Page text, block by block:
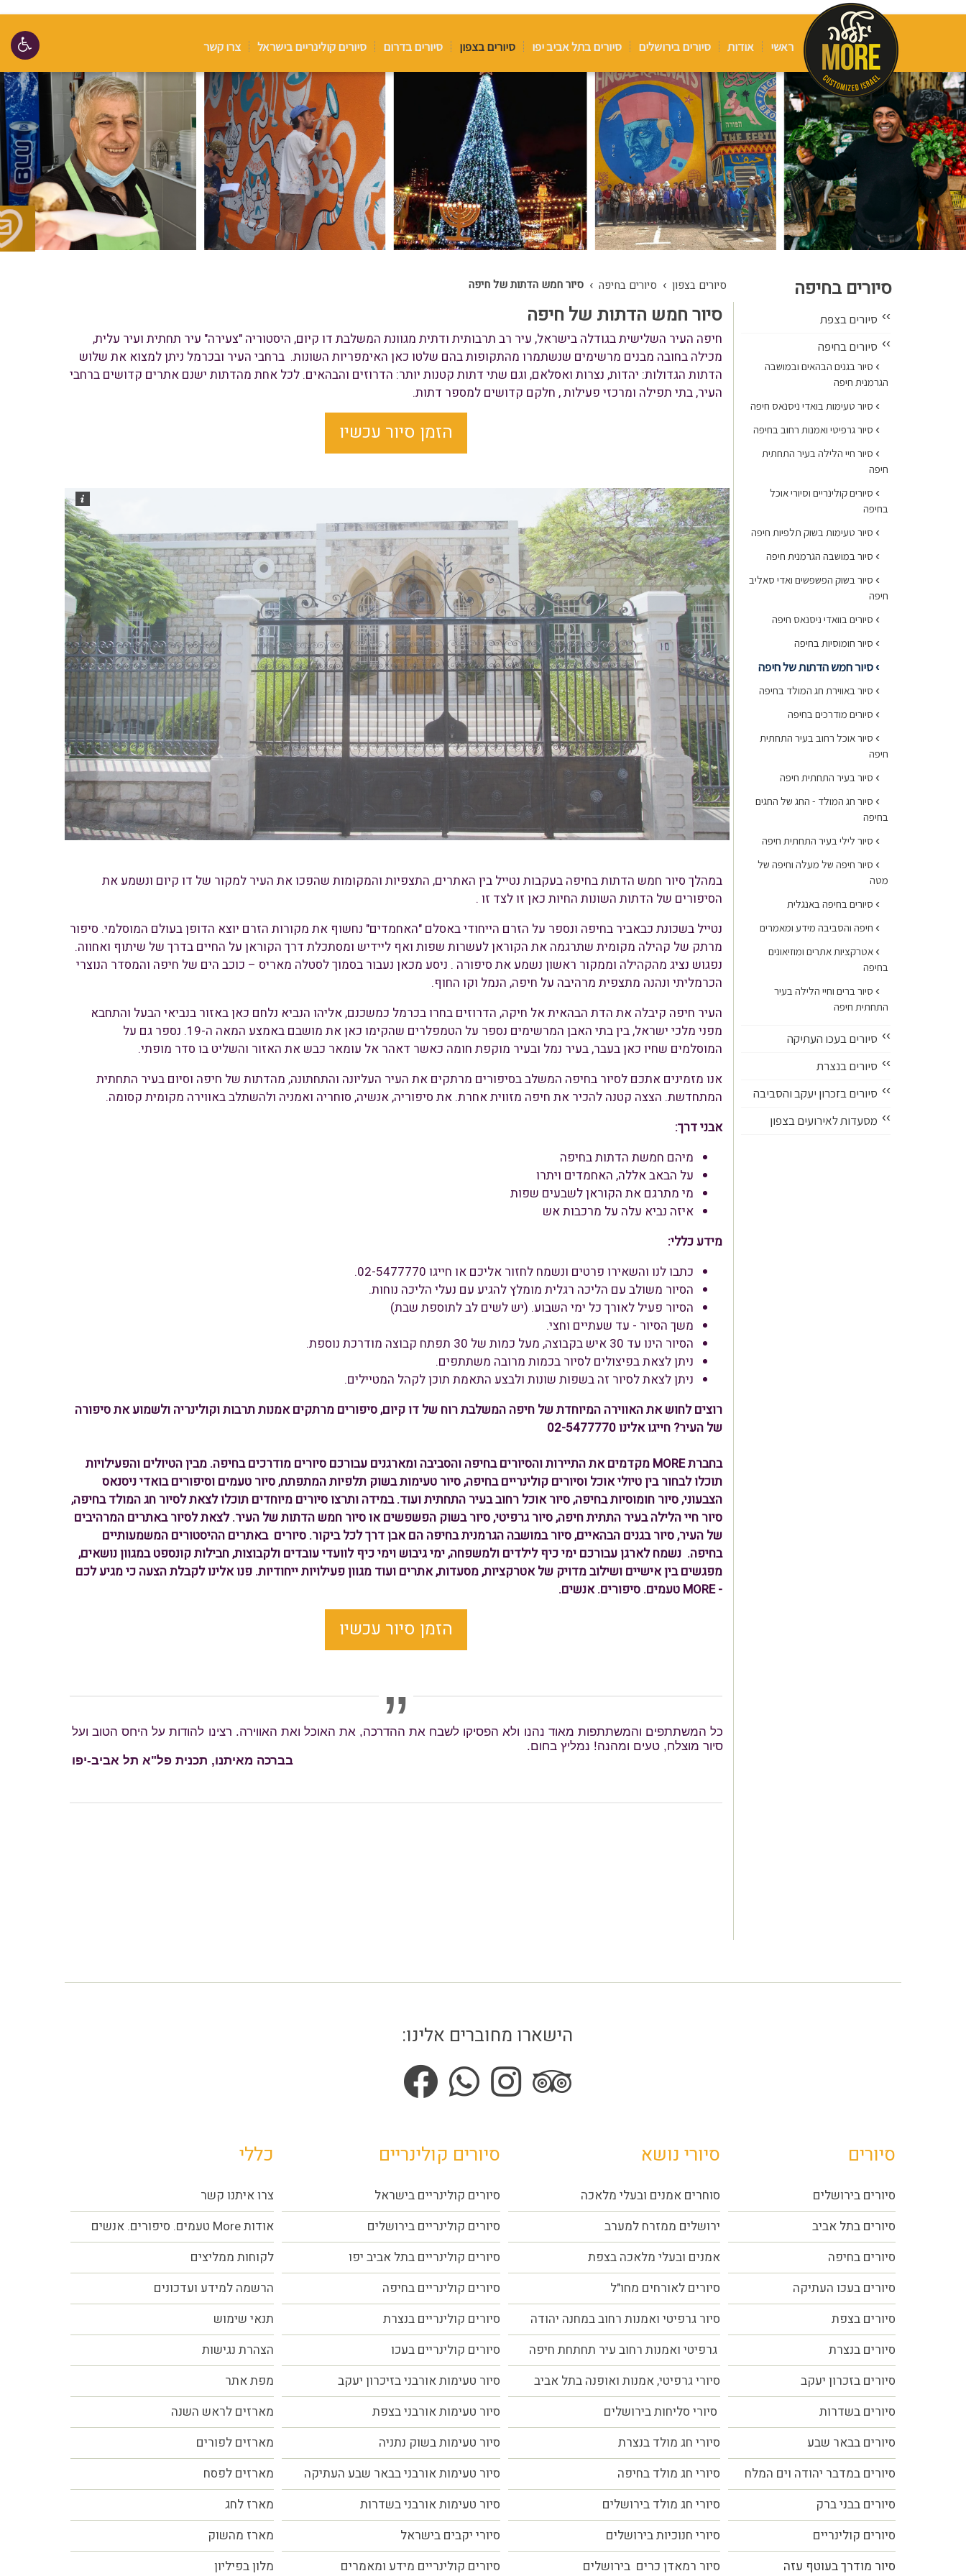
ראשי אודות סיורים בירושלים סיורים בתל אביב יפו סיורים בצפון סיורים בדרום סיורים קולינריים בישראל צרו קשר
סיורים בחיפה
›› סיורים בצפת
›› סיורים בחיפה
› סיור בגנים הבהאים ובמושבה
הגרמנית חיפה
› סיור טעימות בואדי ניסנאס חיפה
› סיור גרפיטי ואמנות רחוב בחיפה
› סיור חיי הלילה בעיר התחתית
חיפה
› סיורים קולינריים וסיורי אוכל
בחיפה
› סיור טעימות בשוק תלפיות חיפה
› סיור במושבה הגרמנית חיפה
› סיור בשוק הפשפשים ואדי סאליב
חיפה
› סיורים בוואדי ניסנאס חיפה
› סיור חומוסיות בחיפה
›סיור חמש הדתות של חיפה
› סיור באווירת חג המולד בחיפה
› סיורים מודרכים בחיפה
› סיור אוכל רחוב בעיר התחתית
חיפה
› סיור בעיר התחתית חיפה
› סיור חג המולד - החג של החגים
בחיפה
› סיור לילי בעיר התחתית חיפה
› סיור חיפה של מעלה וחיפה של
מטה
› סיורים בחיפה באנגלית
› חיפה והסביבה מידע ומאמרים
›אטרקציות אתרים ומוזיאונים
בחיפה
› סיור ברים וחיי הלילה בעיר
התחתית חיפה
›› סיורים בעכו העתיקה
›› סיורים בנצרת
›› סיורים בזכרון יעקב והסביבה
›› מסעדות לאירועים בצפון
סיורים בצפון › סיורים בחיפה › סיור חמש הדתות של חיפה
סיור חמש הדתות של חיפה
חיפה העיר השלישית בגודלה בישראל, עיר רב תרבותית ודתית מגוונת המשלבת דו קיום, היסטוריה "צעירה" עיר תחתית ועיר עלית,
מכילה בחובה מבנים מרשימים שנשתמרו מהתקופות בהם שלטו כאן האימפריות השונות. ברחבי העיר ובכרמל ניתן למצוא את שלוש
הדתות הגדולות: יהדות, נצרות ואסלאם, וגם שתי דתות קטנות יותר: הדרוזים והבהאים. לכל אחת מהדתות ישנם אתרים קדושים ברחבי
העיר, בתי תפילה ומרכזי פעילות , חלקם קדושים למספר דתות.
הזמן סיור עכשיו
במהלך סיור חמש הדתות בחיפה בעקבות נטייל בין האתרים, התצפיות והמקומות שהפכו את העיר למקור של דו קיום ונשמע את
הסיפורים של הדתות השונות החיות כאן זו לצד זו .
נטייל בשכונת כבאביר בחיפה ונספר על הזרם הייחודי באסלם "האחמדים" נחשוף את מקורות הזרם יוצא הדופן בעולם המוסלמי. סיפור
מרתק של קהילה מקומית שתרגמה את הקוראן לעשרות שפות ואף ליידיש ומסתכלת דרך הקוראן על החיים בדרך של שיתוף ואחווה.
נפגוש נציג מהקהילה וממקור ראשון נשמע את סיפורה . ניסע מכאן נעבור בסמוך לסטלה מאריס – כוכב הים של חיפה והמסדר הנוצרי
הכרמליתי ונהנה מתצפית מרהיבה על חיפה, הנמל וקו החוף.
העיר חיפה קיבלה את הדת הבהאית אל חיקה, הדרוזים בחרו בכרמל כמשכנם, אליהו הנביא נלחם כאן באזור בנביאי הבעל והתחבא
מפני מלכי ישראל, בין בתי האבן המרשימים נספר על הטמפלרים שהקימו כאן את מושבם באמצע המאה ה-19. נספר גם על
המוסלמים שחיו כאן בעבר, בעיר נמל ובעיר מוקפת חומה כאשר דאהר אל עומאר כבש את האזור והשליט בו סדר מופתי.
אנו מזמינים אתכם לסיור בחיפה המשלב בסיפורים מרתקים את העיר העליונה והתחתונה, מהדתות של חיפה וסיום בעיר התחתית
המתחדשת. הצצה קטנה להכיר את חיפה מזווית אחרת. את סיפוריה, אנשיה, סוחריה ואמניה ולהשתלב באווירה מקומית קסומה.
אבני דרך:
מיהם חמשת הדתות בחיפה
על הבאב אללה, האחמדים ויתרו
מי מתרגם את הקוראן לשבעים שפות
איזה נביא עלה על מרכבות אש
מידע כללי:
כתבו לנו והשאירו פרטים ונשמח לחזור אליכם או חייגו 02-5477770.
הסיור משולב עם הליכה רגלית מומלץ להגיע עם נעלי הליכה נוחות.
הסיור פעיל לאורך כל ימי השבוע. (יש לשים לב לתוספת שבת)
משך הסיור - עד שעתיים וחצי.
הסיור הינו עד 30 איש בקבוצה, מעל כמות של 30 תפתח קבוצה מודרכת נוספת.
ניתן לצאת בפיצולים לסיור בכמות מרובה משתתפים.
ניתן לצאת לסיור זה בשפות שונות ולבצע התאמת תוכן לקהל המטיילים.
רוצים לחוש את האווירה המיוחדת של חיפה המשלבת רוח של דו קיום, סיפורים מרתקים אמנות תרבות וקולינריה ולשמוע את סיפורה
של העיר? חייגו אלינו 02-5477770
בחברת MORE מקדמים את התיירות והסיורים בחיפה והסביבה ומארגנים עבורכם סיורים מודרכים בחיפה. מבין הטיולים והפעילויות
תוכלו לבחור בין טיולי אוכל וסיורים קולינריים בחיפה, סיור טעימות בשוק תלפיות המתפתח, סיור טעמים וסיפורים בואדי ניסנאס
הצבעוני, סיור חומוסיות בחיפה, סיור אוכל רחוב בעיר התחתית ועוד. במידה ותרצו סיורים מיוחדים תוכלו לצאת לסיור חג המולד בחיפה,
סיור חיי הלילה בעיר התתית חיפה, סיור גרפיטי, סיור בשוק הפשפשים או סיור חמש הדתות של העיר. לצאת לסיור באתרים המרהיבים
של העיר, סיור בגנים הבהאיים, סיור במושבה הגרמנית בחיפה הם אבן דרך לכל ביקור. סיורים באתרים ההיסטורים המשמעותיים
בחיפה. נשמח לארגן עבורכם ימי כיף לילדים ולמשפחה, ימי גיבוש וימי כיף לוועדי עובדים ולקבוצות, חבילות קונספט במגוון נושאים,
מפגשים בין אישיים ושילוב מדויק של אטרקציות, מסעדות, אתרים ועוד מגוון פעילויות ייחודיות. פנו אלינו לקבלת הצעה כי מגיע לכם
- MORE טעמים. סיפורים.
אנשים.
הזמן סיור עכשיו
הישארו מחוברים אלינו:
סיורים
סיורים בירושלים
סיורים בתל אביב
סיורים בחיפה
סיורים בעכו העתיקה
סיורים בצפת
סיורים בנצרת
סיורים בזכרון יעקב
סיורים בשדרות
סיורים בבאר שבע
סיורים במדבר יהודה וים המלח
סיורים בבני ברק
סיורים קולינריים
סיור מודרך בעוטף עזה
סיורי נושא
סוחרים אמנים ובעלי מלאכה
ירושלים ממזרח למערב
אמנים ובעלי מלאכה בצפת
סיורים לאורחים מחו"ל
סיור גרפיטי ואמנות רחוב במחנה יהודה
גרפיטי ואמנות רחוב עיר תחתחת חיפה
סיורי גרפיטי, אמנות ואופנה בתל אביב
סיורי סליחות בירושלים
סיורי חג מולד בנצרת
סיורי חג מולד בחיפה
סיורי חג מולד בירושלים
סיורי חנוכיות בירושלים
סיור רמאדן כרים בירושלים
סיורים קולינריים
סיורים קולינריים בישראל
סיורים קולינריים בירושלים
סיורים קולינריים בתל אביב יפו
סיורים קולינריים בחיפה
סיורים קולינריים בנצרת
סיורים קולינריים בעכו
סיור טעימות אורבני בזיכרון יעקב
סיור טעימות אורבני בצפת
סיור טעימות בשוק נתניה
סיור טעימות אורבני בבאר שבע העתיקה
סיור טעימות אורבני בשדרות
סיורי יקבים בישראל
סיורים קולינריים מידע ומאמרים
כללי
צרו איתנו קשר
אודות More טעמים. סיפורים. אנשים
לקוחות ממליצים
הרשמה למידע ועדכונים
תנאי שימוש
הצהרת נגישות
מפת אתר
מארזים לראש השנה
מארזים לפורים
מארזים לפסח
מארז לחג
מארז מהשוק
מלון בפיליון